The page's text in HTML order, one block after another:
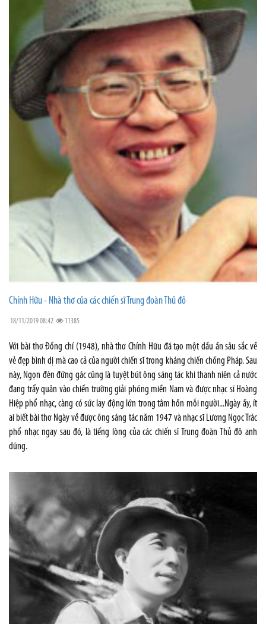
Chính Hữu - Nhà thơ của các chiến sĩ Trung đoàn Thủ đô
18/11/2019 08:42 11385
Với bài thơ Đồng chí (1948), nhà thơ Chính Hữu đã tạo một dấu ấn sâu sắc về
vẻ đẹp bình dị mà cao cả của người chiến sĩ trong kháng chiến chống Pháp. Sau
này, Ngọn đèn đứng gác cũng là tuyệt bút ông sáng tác khi thanh niên cả nước
đang trẩy quân vào chiến trường giải phóng miền Nam và được nhạc sĩ Hoàng
Hiệp phổ nhạc, càng có sức lay động lớn trong tâm hồn mỗi người...Ngày ấy, ít
ai biết bài thơ Ngày về được ông sáng tác năm 1947 và nhạc sĩ Lương Ngọc Trác
phổ nhạc ngay sau đó, là tiếng lòng của các chiến sĩ Trung đoàn Thủ đô anh
dũng.